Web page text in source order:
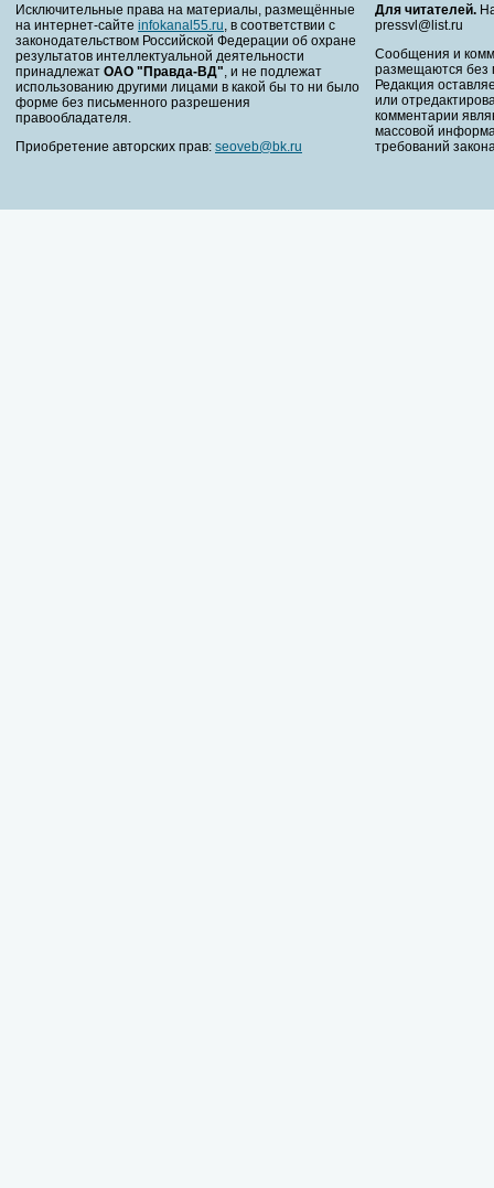
Исключительные права на материалы, размещённые
на интернет-сайте infokanal55.ru , в соответствии с
законодательством Российской Федерации об охране
результатов интеллектуальной деятельности
принадлежат ОАО "Правда-ВД" , и не подлежат
использованию другими лицами в какой бы то ни было
форме без письменного разрешения
правообладателя.
Приобретение авторских прав: seoveb@bk.ru
Для читателей.
pressvl@list.ru
Сообщения и
размещаются без
Редакция
или
комментарии
массовой
требований